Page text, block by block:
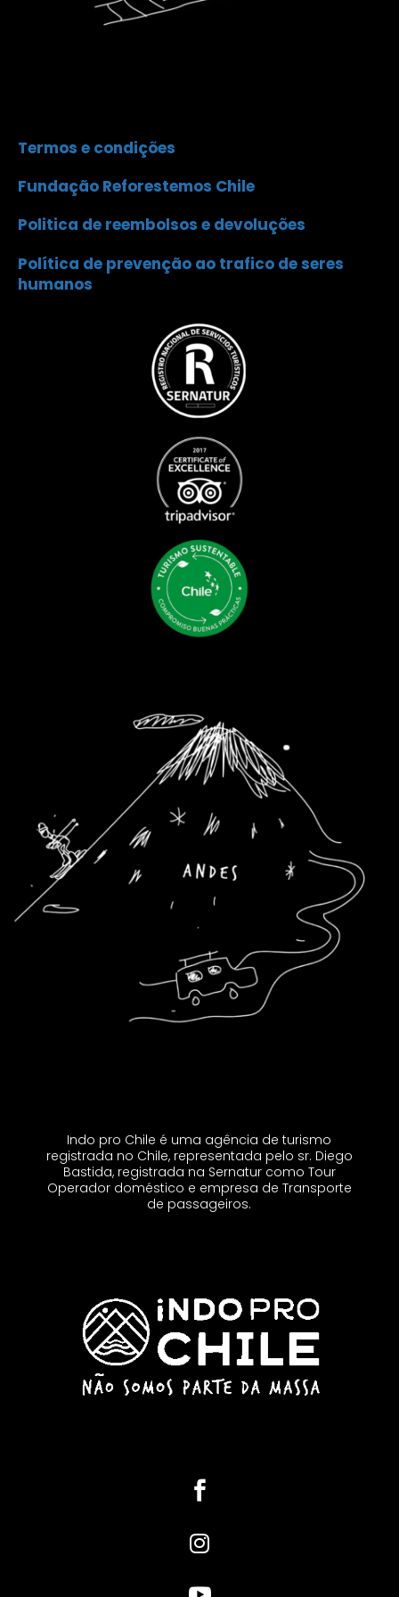
Termos e condições
Fundação Reforestemos Chile
Politica de reembolsos e devoluções
Política de prevenção ao trafico de seres
humanos
Indo pro Chile é uma agência de turismo
registrada no Chile, representada pelo sr. Diego
Bastida, registrada na Sernatur como Tour
Operador doméstico e empresa de Transporte
de passageiros.

